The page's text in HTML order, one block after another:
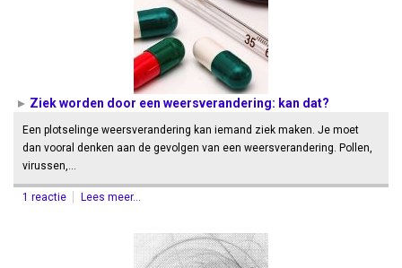
Ziek worden door een weersverandering: kan dat?
Een plotselinge weersverandering kan iemand ziek maken. Je moet
dan vooral denken aan de gevolgen van een weersverandering. Pollen,
virussen,…
1 reactie Lees meer...